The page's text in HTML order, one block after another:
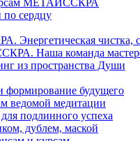
МЕТАИССКРА
сердцу
чистка,
Наша команда
из пространства Души
формирование будущего
ведомой медитации
подлинного успеха
дублем, маской